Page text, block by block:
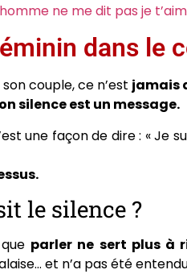
ne me dit pas je
dans le
couple, ce n’est jamais
silence est un message.
une façon de dire : « Je
le silence ?
parler ne sert plus à
et n’a pas été